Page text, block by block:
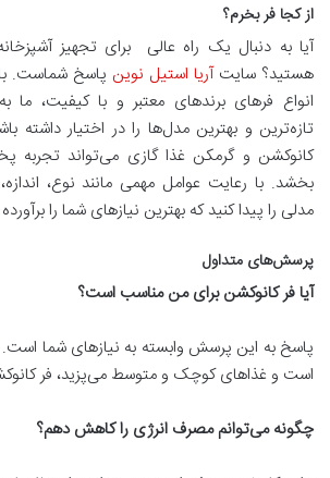
از کجا فر بخرم؟
آیا به دنبال یک راه عالی برای تجهیز
هستید؟ سایتآریا استیل نوین پاسخ شماست.
انواع فرهای برندهای معتبر و با کیفیت، ما
تازه‌ترین و بهترین مدل‌ها را در اختیار داشته
کانوکشن و گرمکن غذا گازی می‌تواند تجربه
بخشد. با رعایت عوامل مهمی مانند نوع،
مدلی را پیدا کنید که بهترین نیازهای شما را
پرسش‌های متداول
آیا فر کانوکشن برای من مناسب است؟
پاسخ به این پرسش وابسته به نیازهای شما است.
است و غذاهای کوچک و متوسط می‌پزید، فر
چگونه می‌توانم مصرف انرژی را کاهش دهم؟